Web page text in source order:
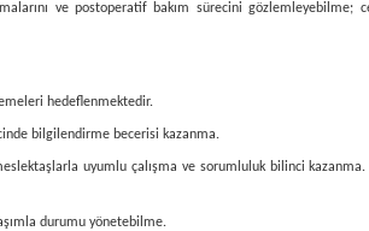
ve postoperatif bakım sürecini gözlemleyebilme;
hedeflenmektedir.
bilgilendirme becerisi kazanma.
uyumlu çalışma ve sorumluluk bilinci
durumu yönetebilme.